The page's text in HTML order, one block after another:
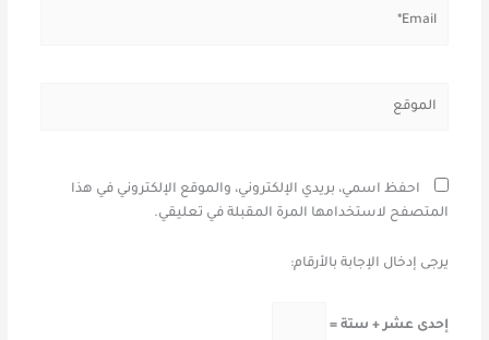
احفظ اسمي، بريدي الإلكتروني، والموقع الإلكتروني في هذا
المتصفح لاستخدامها المرة المقبلة في تعليقي.
يرجى إدخال الإجابة بالأرقام:
إحدى عشر + ستة =